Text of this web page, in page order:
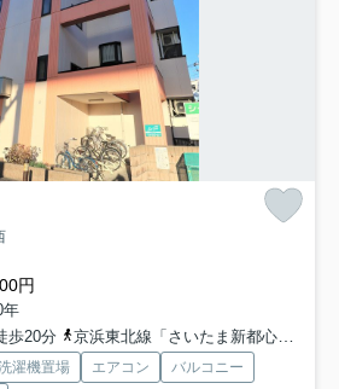
円
年
歩20分
京浜東北線「さいたま新都心」駅 徒歩26分
濯機置場 エアコン
バルコニー